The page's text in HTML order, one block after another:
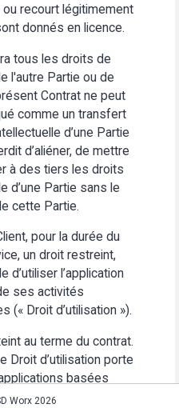
recourt légitimement
donnés en licence.
tous les droits de
l'autre Partie ou de
Contrat ne peut
comme un transfert
d’une Partie
d’aliéner, de mettre
à des tiers les droits
d’une Partie sans le
cette Partie.
pour la durée du
un droit restreint,
l’application
ses activités
(« Droit d’utilisation »).
au terme du contrat.
Droit d’utilisation porte
basées
(i) d’utiliser
Worx 2026